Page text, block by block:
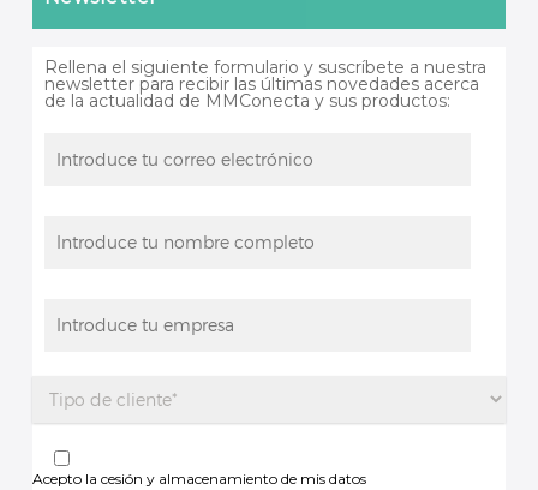
Rellena el siguiente formulario y suscríbete a nuestra
newsletter para recibir las últimas novedades acerca
de la actualidad de MMConecta y sus productos:
Acepto la cesión y almacenamiento de mis datos